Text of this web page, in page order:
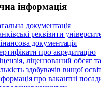
інформація
документація
реквізити
документація
про акредитацію
ліцензований обсяг
здобувачів вищої
про вакантні